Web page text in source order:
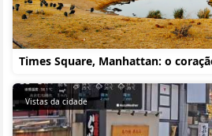
Times Square, Manhattan: o
Vistas da cidade